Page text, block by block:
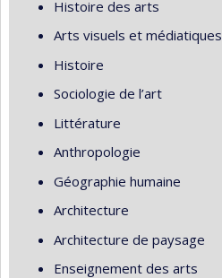
Histoire des arts
Arts visuels et médiatiques
Histoire
Sociologie de l’art
Littérature
Anthropologie
Géographie humaine
Architecture
Architecture de paysage
Enseignement des arts